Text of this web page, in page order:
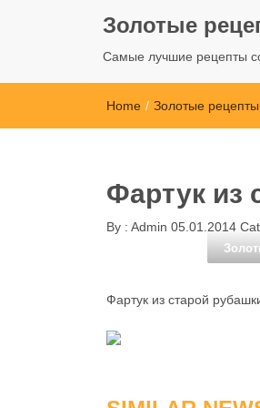
Золотые
Самые лучшие рецепты
Home / Золотые рецепты
Фартук из
By : Admin 05.01.2014
Фартук из старой